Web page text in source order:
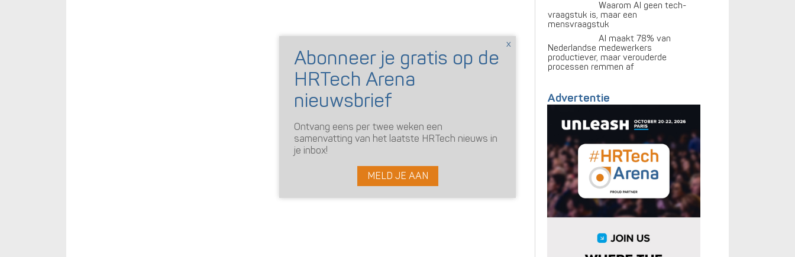
Waarom AI geen tech-
vraagstuk is, maar een
mensvraagstuk
AI maakt 78% van
Nederlandse medewerkers
productiever, maar verouderde
processen remmen af
Advertentie
Ontvang eens per twee weken een
samenvatting van het laatste HRTech nieuws in
je inbox!
MELD JE AAN